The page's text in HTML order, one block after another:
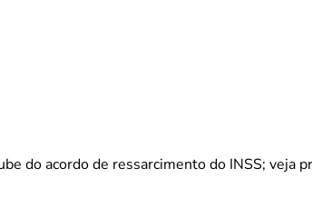
do acordo de ressarcimento do INSS; veja